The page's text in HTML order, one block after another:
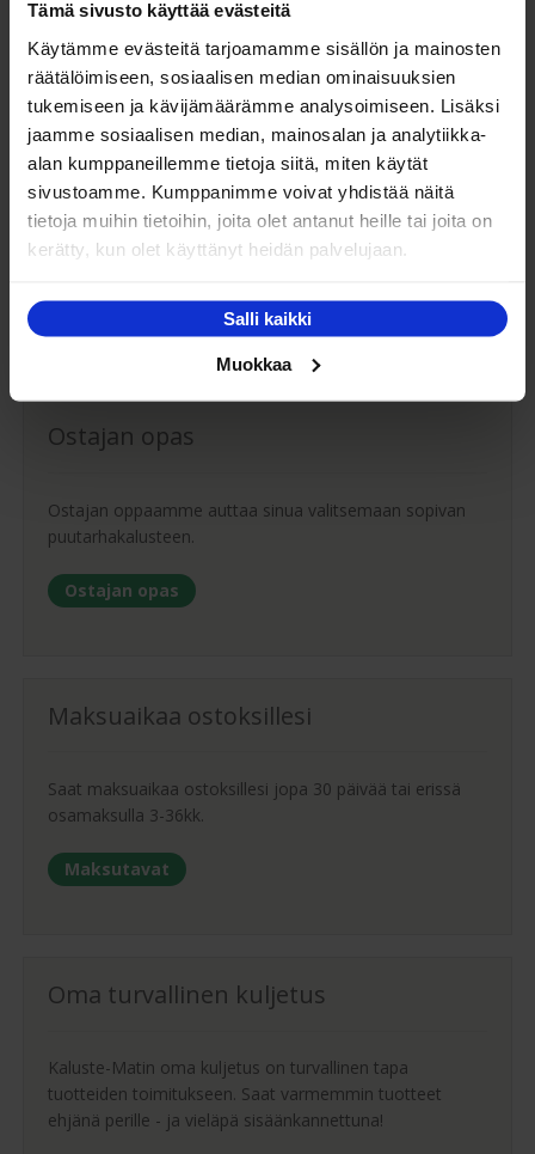
Tämä sivusto käyttää evästeitä
Käytämme evästeitä tarjoamamme sisällön ja mainosten
räätälöimiseen, sosiaalisen median ominaisuuksien
tukemiseen ja kävijämäärämme analysoimiseen. Lisäksi
jaamme sosiaalisen median, mainosalan ja analytiikka-
alan kumppaneillemme tietoja siitä, miten käytät
sivustoamme. Kumppanimme voivat yhdistää näitä
tietoja muihin tietoihin, joita olet antanut heille tai joita on
kerätty, kun olet käyttänyt heidän palvelujaan.
Salli kaikki
Muokkaa
Asiakaspalvelu
Ota yhteyttä asiakaspalveluumme tuotteisiimme
liittyvissä asioissa.
info@kaluste-matti.fi
Puh. 020-7969230
Puh. (08) 627 266
Ostajan opas
Ostajan oppaamme auttaa sinua valitsemaan sopivan
puutarhakalusteen.
Ostajan opas
Maksuaikaa ostoksillesi
Saat maksuaikaa ostoksillesi jopa 30 päivää tai erissä
osamaksulla 3-36kk.
Maksutavat
Oma turvallinen kuljetus
Kaluste-Matin oma kuljetus on turvallinen tapa
tuotteiden toimitukseen. Saat varmemmin tuotteet
ehjänä perille - ja vieläpä sisäänkannettuna!